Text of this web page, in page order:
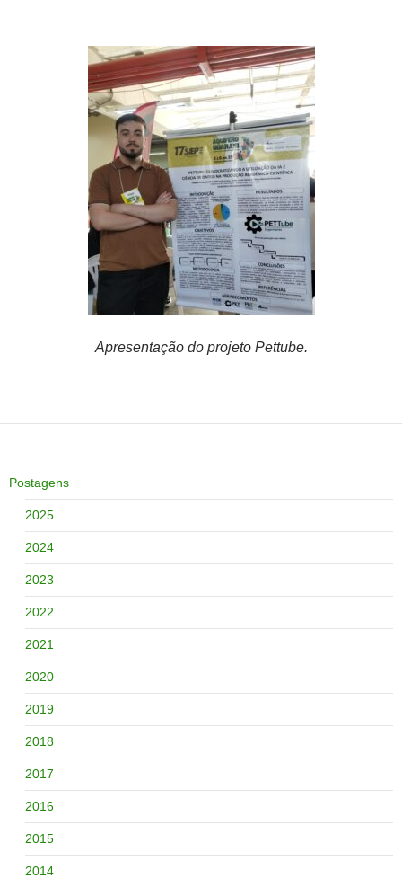
Apresentação do projeto Pettube.
Postagens
2025
2024
2023
2022
2021
2020
2019
2018
2017
2016
2015
2014